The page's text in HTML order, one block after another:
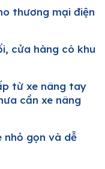
thương mại điện
cửa hàng có khu
từ xe nâng tay
cần xe nâng
nhỏ gọn và dễ